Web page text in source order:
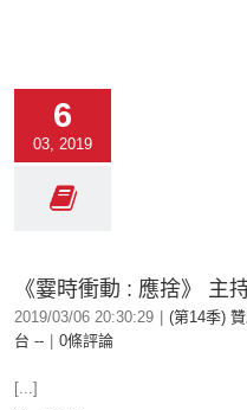
6
03, 2019
《霎時衝動 : 應捨》 主
2019/03/06 20:30:29 (第14季)
台 --
0條評論
[...]